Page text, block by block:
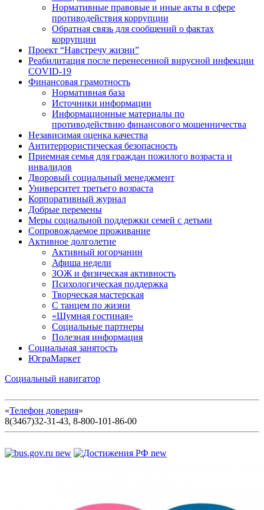
Нормативные правовые и иные акты в сфере
противодействия коррупции
Обратная связь для сообщений о фактах
коррупции
Проект “Навстречу жизни”
Реабилитация после перенесенной вирусной инфекции
COVID-19
Финансовая грамотность
Нормативная база
Источники информации
Информационные материалы по
противодействию финансового мошенничества
Независимая оценка качества
Антитеррористическая безопасность
Приемная семья для граждан пожилого возраста и
инвалидов
Дворовый социальный менеджмент
Университет третьего возраста
Корпоративный журнал
Добрые перемены
Меры социальной поддержки семей с детьми
Сопровождаемое проживание
Активное долголетие
Активный югорчанин
Афиша недели
ЗОЖ и физическая активность
Психологическая поддержка
Творческая мастерская
С танцем по жизни
«Шумная гостиная»
Социальные партнеры
Полезная информация
Социальная занятость
ЮграМаркет
Социальный навигатор
«Телефон доверия»
8(3467)32-31-43, 8-800-101-86-00